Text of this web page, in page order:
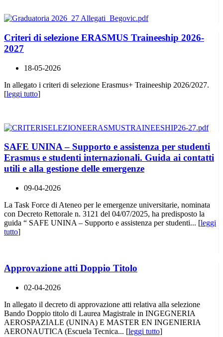
Criteri di selezione ERASMUS Traineeship 2026-
2027
18-05-2026
In allegato i criteri di selezione Erasmus+ Traineeship 2026/2027.
[leggi tutto]
SAFE UNINA – Supporto e assistenza per studenti
Erasmus e studenti internazionali. Guida ai contatti
utili e alla gestione delle emergenze
09-04-2026
La Task Force di Ateneo per le emergenze universitarie, nominata
con Decreto Rettorale n. 3121 del 04/07/2025, ha predisposto la
guida “ SAFE UNINA – Supporto e assistenza per studenti... [leggi
tutto]
Approvazione atti Doppio Titolo
02-04-2026
In allegato il decreto di approvazione atti relativa alla selezione
Bando Doppio titolo di Laurea Magistrale in INGEGNERIA
AEROSPAZIALE (UNINA) E MASTER EN INGENIERIA
AERONAUTICA (Escuela Tecnica... [leggi tutto]